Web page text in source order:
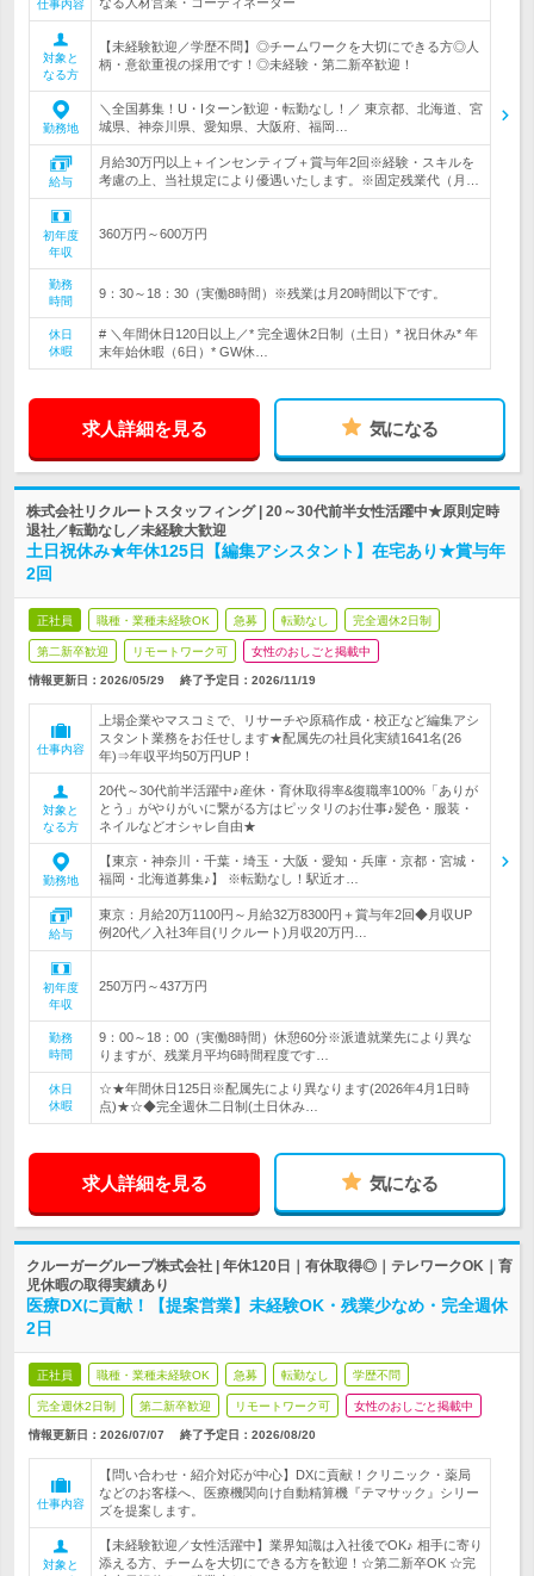
仕事内容
対象と
なる方
【未経験歓迎／学歴不問】◎チームワークを大切にできる方◎人
柄・意欲重視の採用です！◎未経験・第二新卒歓迎！
勤務地
＼全国募集！U・Iターン歓迎・転勤なし！／ 東京都、北海道、宮
城県、神奈川県、愛知県、大阪府、福岡…
給与
月給30万円以上＋インセンティブ＋賞与年2回※経験・スキルを
考慮の上、当社規定により優遇いたします。※固定残業代（月…
初年度
年収
360万円～600万円
勤務
時間
9：30～18：30（実働8時間）※残業は月20時間以下です。
休日
休暇
# ＼年間休日120日以上／* 完全週休2日制（土日）* 祝日休み* 年
末年始休暇（6日）* GW休…
求人詳細を見る 気になる
株式会社リクルートスタッフィング | 20～30代前半女性活躍中★原則定時
退社／転勤なし／未経験大歓迎
土日祝休み★年休125日【編集アシスタント】在宅あり★賞与年
2回
正社員 職種・業種未経験OK 急募 転勤なし 完全週休2日制
第二新卒歓迎 リモートワーク可 女性のおしごと掲載中
情報更新日：2026/05/29 終了予定日： 2026/11/19
仕事内容
上場企業やマスコミで、リサーチや原稿作成・校正など編集アシ
スタント業務をお任せします★配属先の社員化実績1641名(26
年)⇒年収平均50万円UP！
対象と
なる方
20代～30代前半活躍中♪産休・育休取得率&復職率100%「ありが
とう」がやりがいに繋がる方はピッタリのお仕事♪髪色・服装・
ネイルなどオシャレ自由★
勤務地
【東京・神奈川・千葉・埼玉・大阪・愛知・兵庫・京都・宮城・
福岡・北海道募集♪】 ※転勤なし！駅近オ…
給与
東京：月給20万1100円～月給32万8300円＋賞与年2回◆月収UP
例20代／入社3年目(リクルート)月収20万円…
初年度
年収
250万円～437万円
勤務
時間
9：00～18：00（実働8時間）休憩60分※派遣就業先により異な
りますが、残業月平均6時間程度です…
休日
休暇
☆★年間休日125日※配属先により異なります(2026年4月1日時
点)★☆◆完全週休二日制(土日休み…
求人詳細を見る 気になる
クルーガーグループ株式会社 | 年休120日｜有休取得◎｜テレワークOK｜育
児休暇の取得実績あり
医療DXに貢献！【提案営業】未経験OK・残業少なめ・完全週休
2日
正社員 職種・業種未経験OK 急募 転勤なし 学歴不問
完全週休2日制 第二新卒歓迎 リモートワーク可 女性のおしごと掲載中
情報更新日：2026/07/07 終了予定日： 2026/08/20
仕事内容
【問い合わせ・紹介対応が中心】DXに貢献！クリニック・薬局
などのお客様へ、医療機関向け自動精算機『テマサック』シリー
ズを提案します。
対象と
【未経験歓迎／女性活躍中】業界知識は入社後でOK♪ 相手に寄り
添える方、チームを大切にできる方を歓迎！☆第二新卒OK ☆完